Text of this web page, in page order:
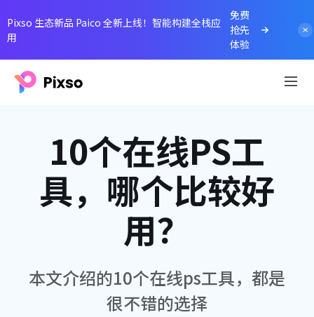
Pixso 生态新品 Paico 全新上线！智能构建全栈应
用
免费
抢先
体验
10个在线PS工
具，哪个比较好
用？
本文介绍的10个在线ps工具，都是
很不错的选择